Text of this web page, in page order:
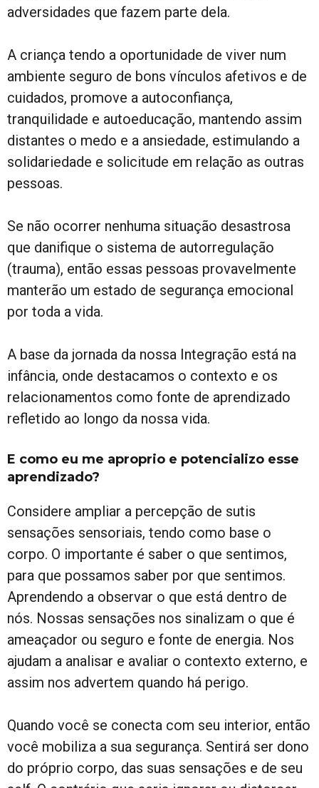
adversidades que fazem parte dela.
A criança tendo a oportunidade de viver num
ambiente seguro de bons vínculos afetivos e de
cuidados, promove a autoconfiança,
tranquilidade e autoeducação, mantendo assim
distantes o medo e a ansiedade, estimulando a
solidariedade e solicitude em relação as outras
pessoas.
Se não ocorrer nenhuma situação desastrosa
que danifique o sistema de autorregulação
(trauma), então essas pessoas provavelmente
manterão um estado de segurança emocional
por toda a vida.
A base da jornada da nossa Integração está na
infância, onde destacamos o contexto e os
relacionamentos como fonte de aprendizado
refletido ao longo da nossa vida.
E como eu me aproprio e potencializo esse
aprendizado?
Considere ampliar a percepção de sutis
sensações sensoriais, tendo como base o
corpo. O importante é saber o que sentimos,
para que possamos saber por que sentimos.
Aprendendo a observar o que está dentro de
nós. Nossas sensações nos sinalizam o que é
ameaçador ou seguro e fonte de energia. Nos
ajudam a analisar e avaliar o contexto externo, e
assim nos advertem quando há perigo.
Quando você se conecta com seu interior, então
você mobiliza a sua segurança. Sentirá ser dono
do próprio corpo, das suas sensações e de seu